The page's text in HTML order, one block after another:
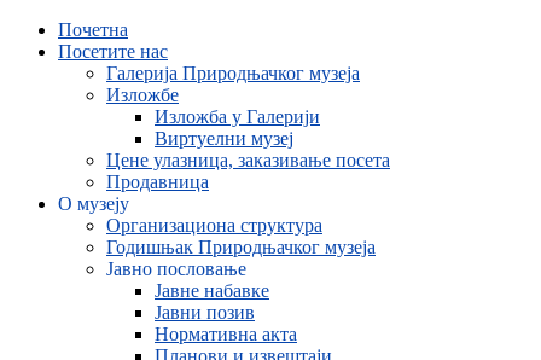
Почетна
Посетите нас
Галерија Природњачког музеја
Изложбе
Изложба у Галерији
Виртуелни музеј
Цене улазница, заказивање посета
Продавница
О музеју
Организациона структура
Годишњак Природњачког музеја
Јавно пословање
Јавне набавке
Јавни позив
Нормативна акта
Планови и извештаји